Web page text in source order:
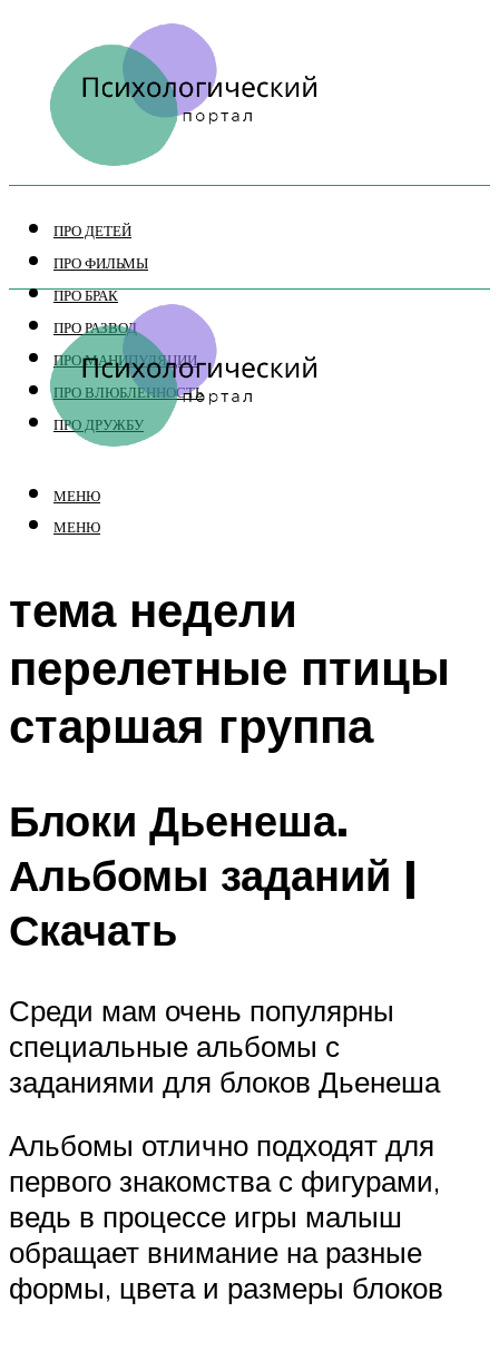
ПРО ДЕТЕЙ
ПРО ФИЛЬМЫ
ПРО БРАК
ПРО РАЗВОД
ПРО МАНИПУЛЯЦИИ
ПРО ВЛЮБЛЕННОСТЬ
ПРО ДРУЖБУ
МЕНЮ
МЕНЮ
тема недели
перелетные птицы
старшая группа
Блоки Дьенеша.
Альбомы заданий |
Скачать
Среди мам очень популярны
специальные альбомы с
заданиями для блоков Дьенеша
Альбомы отлично подходят для
первого знакомства с фигурами,
ведь в процессе игры малыш
обращает внимание на разные
формы, цвета и размеры блоков